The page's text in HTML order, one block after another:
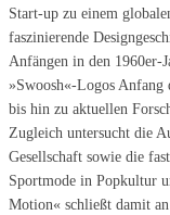
Start-up zu einem
faszinierende
Anfängen in den 1960er-
»Swoosh«-Logos
bis hin zu aktuellen
Zugleich untersucht die
Gesellschaft sowie die
Sportmode in Popkultur
Motion« schließt damit